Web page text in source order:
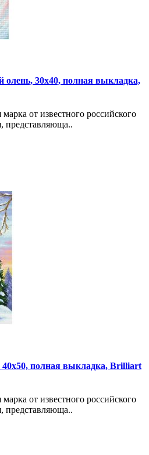
олень, 30x40, полная выкладка,
от известного российского
представляюща..
40x50, полная выкладка, Brilliart
от известного российского
представляюща..